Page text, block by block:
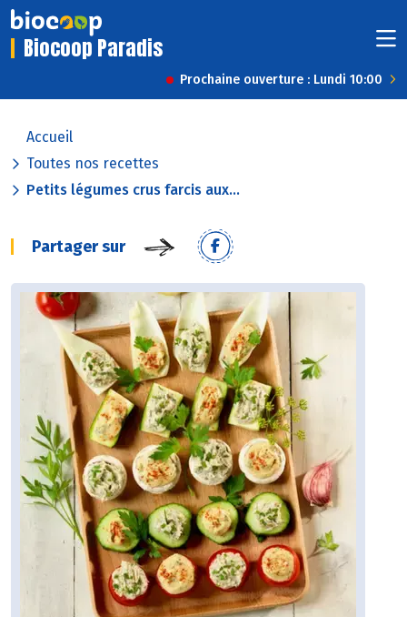
Biocoop Paradis
Prochaine ouverture : Lundi 10:00
Accueil
Toutes nos recettes
Petits légumes crus farcis aux...
Partager sur